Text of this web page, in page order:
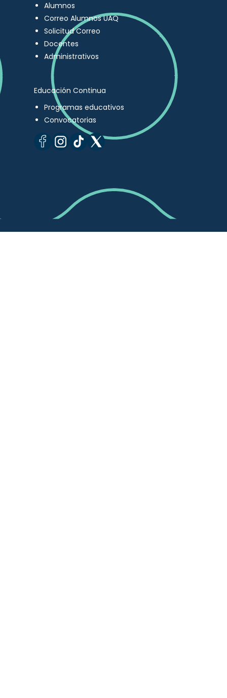
Alumnos
Correo Alumnos UAQ
Solicitud Correo
Docentes
Administrativos
Educación Continua
Programas educativos
Convocatorias